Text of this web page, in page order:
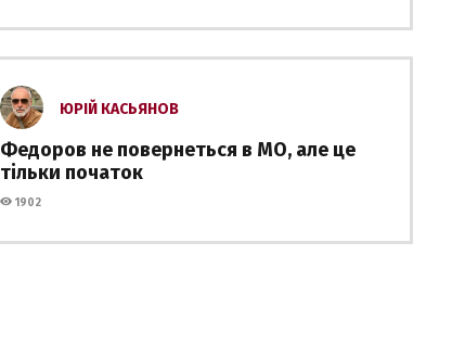
ЮРІЙ КАСЬЯНОВ
Федоров не повернеться в МО, але це
тільки початок
1902